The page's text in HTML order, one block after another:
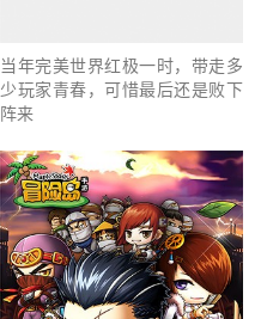
当年完美世界红极一时，带走多
少玩家青春，可惜最后还是败下
阵来